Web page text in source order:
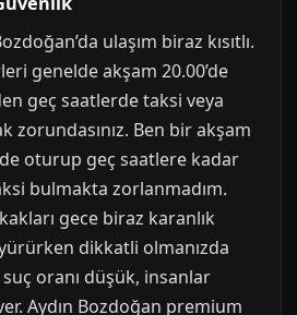
ulaşım biraz kısıtlı.
genelde akşam 20.00’de
geç saatlerde taksi veya
zorundasınız. Ben bir akşam
oturup geç saatlere kadar
bulmakta zorlanmadım.
gece biraz karanlık
dikkatli olmanızda
oranı düşük, insanlar
Aydın Bozdoğan premium